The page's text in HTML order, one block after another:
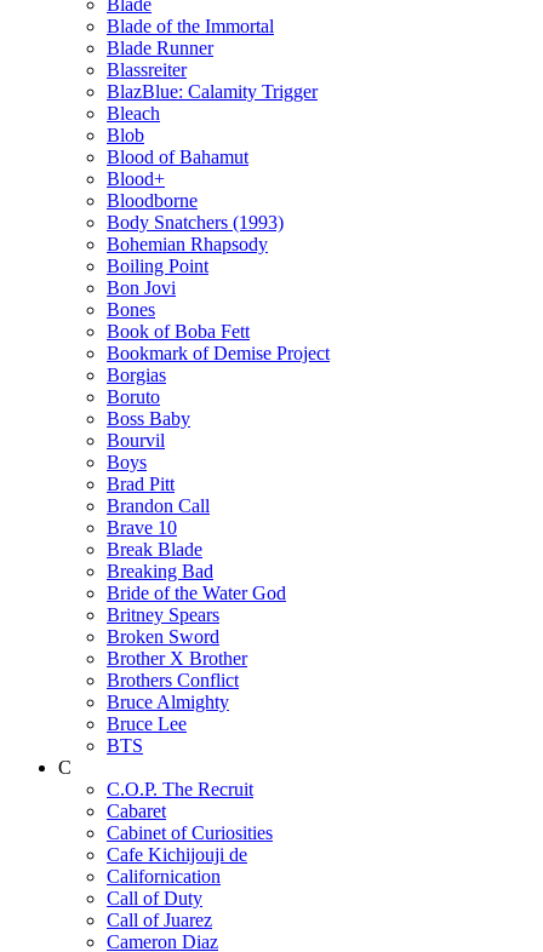
Blade
Blade of the Immortal
Blade Runner
Blassreiter
BlazBlue: Calamity Trigger
Bleach
Blob
Blood of Bahamut
Blood+
Bloodborne
Body Snatchers (1993)
Bohemian Rhapsody
Boiling Point
Bon Jovi
Bones
Book of Boba Fett
Bookmark of Demise Project
Borgias
Boruto
Boss Baby
Bourvil
Boys
Brad Pitt
Brandon Call
Brave 10
Break Blade
Breaking Bad
Bride of the Water God
Britney Spears
Broken Sword
Brother X Brother
Brothers Conflict
Bruce Almighty
Bruce Lee
BTS
C
C.O.P. The Recruit
Cabaret
Cabinet of Curiosities
Cafe Kichijouji de
Californication
Call of Duty
Call of Juarez
Cameron Diaz